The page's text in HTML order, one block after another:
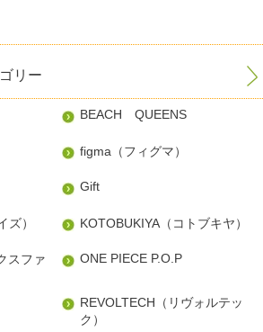
リー
BEACH QUEENS
figma（フィグマ）
Gift
ズ） KOTOBUKIYA（コトブキヤ）
スファ
ONE PIECE P.O.P
REVOLTECH（リヴォルテッ
ク）